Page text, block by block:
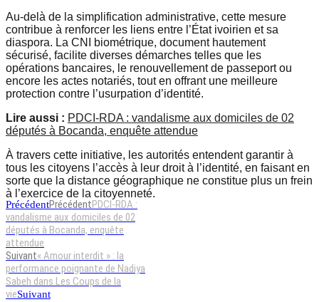
Au-delà de la simplification administrative, cette mesure
contribue à renforcer les liens entre l’État ivoirien et sa
diaspora. La CNI biométrique, document hautement
sécurisé, facilite diverses démarches telles que les
opérations bancaires, le renouvellement de passeport ou
encore les actes notariés, tout en offrant une meilleure
protection contre l’usurpation d’identité.
Lire aussi : PDCI-RDA : vandalisme aux domiciles de 02
députés à Bocanda, enquête attendue
À travers cette initiative, les autorités entendent garantir à
tous les citoyens l’accès à leur droit à l’identité, en faisant en
sorte que la distance géographique ne constitue plus un frein
à l’exercice de la citoyenneté.
PrécédentPrécédentPDCI-RDA :
vandalisme aux domiciles de 02
députés à Bocanda, enquête
attendue
Suivant« Amour interdit » : la
performance poignante de Nadiya
Sabeh dans Les Coups de la
vieSuivant